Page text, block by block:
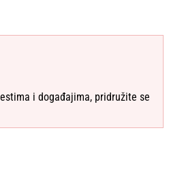
i događajima, pridružite se